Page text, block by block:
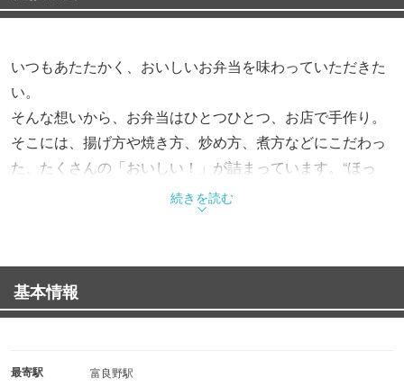
いつもあたたかく、おいしいお弁当を味わっていただきた
い。
そんな想いから、お弁当はひとつひとつ、お店で手作り。
そこには、揚げ方や焼き方、炒め方、煮方などにこだわっ
た、たくさんの「おいしい！」が詰まっています。“ほっ
と”できるお弁当で、“もっと”お客様を笑顔にする。これか
らも、そんなお弁当をお届けします。
続きを読む
基本情報
最寄駅 富良野駅